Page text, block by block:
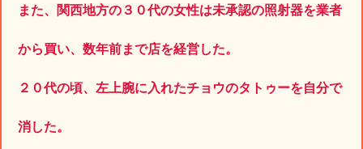
また、関西地方の３０代の女性は未承認の照射器を業者
から買い、数年前まで店を経営した。
２０代の頃、左上腕に入れたチョウのタトゥーを自分で
消した。